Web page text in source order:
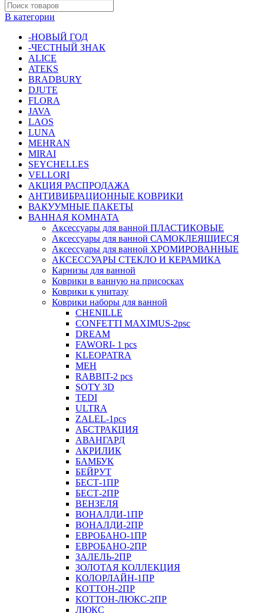
В категории
-НОВЫЙ ГОД
-ЧЕСТНЫЙ ЗНАК
ALICE
ATEKS
BRADBURY
DJUTE
FLORA
JAVA
LAOS
LUNA
MEHRAN
MIRAI
SEYCHELLES
VELLORI
АКЦИЯ РАСПРОДАЖА
АНТИВИБРАЦИОННЫЕ КОВРИКИ
ВАКУУМНЫЕ ПАКЕТЫ
ВАННАЯ КОМНАТА
Аксессуары для ванной ПЛАСТИКОВЫЕ
Аксессуары для ванной САМОКЛЕЯЩИЕСЯ
Аксессуары для ванной ХРОМИРОВАННЫЕ
АКСЕССУАРЫ СТЕКЛО И КЕРАМИКА
Карнизы для ванной
Коврики в ванную на присосках
Коврики к унитазу
Коврики наборы для ванной
CHENILLE
CONFETTI MAXIMUS-2psc
DREAM
FAWORI- 1 pcs
KLEOPATRA
MEH
RABBIT-2 pcs
SOTY 3D
TEDI
ULTRA
ZALEL-1pcs
АБСТРАКЦИЯ
АВАНГАРД
АКРИЛИК
БАМБУК
БЕЙРУТ
БЕСТ-1ПР
БЕСТ-2ПР
ВЕНЗЕЛЯ
ВОНАЛДИ-1ПР
ВОНАЛДИ-2ПР
ЕВРОБАНО-1ПР
ЕВРОБАНО-2ПР
ЗАЛЕЛЬ-2ПР
ЗОЛОТАЯ КОЛЛЕКЦИЯ
КОЛОРЛАЙН-1ПР
КОТТОН-2ПР
КОТТОН-ЛЮКС-2ПР
ЛЮКС